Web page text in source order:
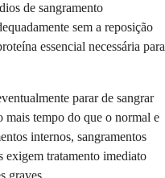
de sangramento
sem a reposição
essencial necessária para
parar de sangrar
mais tempo do que o normal e
internos, sangramentos
exigem tratamento imediato